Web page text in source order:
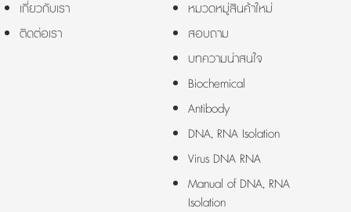
เกี่ยวกับเรา
ติดต่อเรา
หมวดหมู่สินค้าใหม่
สอบถาม
บทความน่าสนใจ
Biochemical
Antibody
DNA, RNA Isolation
Virus DNA RNA
Manual of DNA, RNA
Isolation